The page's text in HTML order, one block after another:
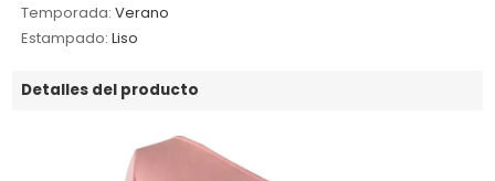
Temporada: Verano
Estampado: Liso
Detalles del producto